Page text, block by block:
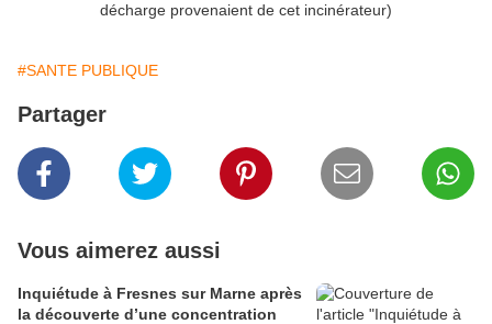
décharge provenaient de cet incinérateur)
#SANTE PUBLIQUE
Partager
Vous aimerez aussi
Inquiétude à Fresnes sur Marne après
la découverte d’une concentration